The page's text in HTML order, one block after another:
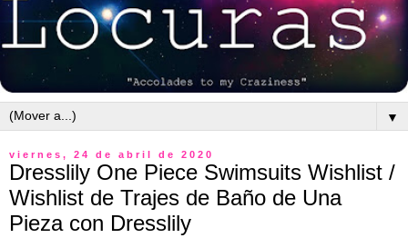
▼
viernes, 24 de abril de 2020
Dresslily One Piece Swimsuits Wishlist /
Wishlist de Trajes de Baño de Una
Pieza con Dresslily